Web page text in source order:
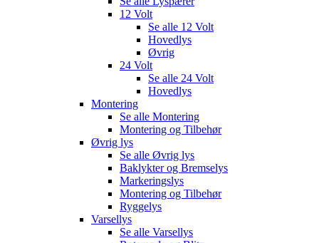
12 Volt
Se alle 12 Volt
Hovedlys
Øvrig
24 Volt
Se alle 24 Volt
Hovedlys
Montering
Se alle Montering
Montering og Tilbehør
Øvrig lys
Se alle Øvrig lys
Baklykter og Bremselys
Markeringslys
Montering og Tilbehør
Ryggelys
Varsellys
Se alle Varsellys